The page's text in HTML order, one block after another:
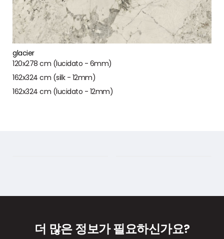
glacier
120x278 cm (lucidato - 6mm)
162x324 cm (silk - 12mm)
162x324 cm (lucidato - 12mm)
더 많은 정보가 필요하신가요?